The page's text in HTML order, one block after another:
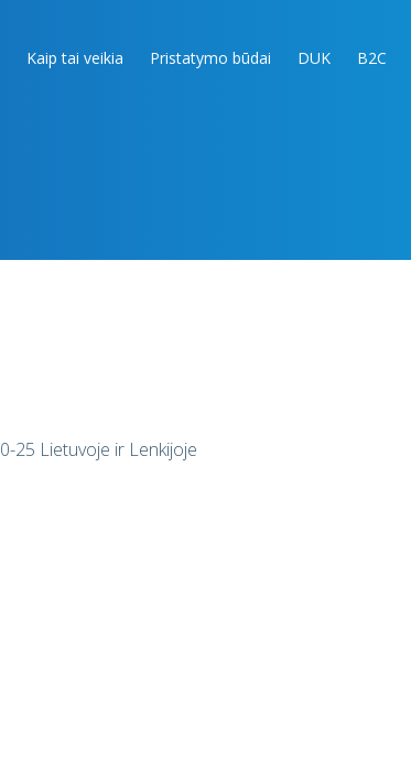
Kaip tai veikia Pristatymo būdai DUK B2C